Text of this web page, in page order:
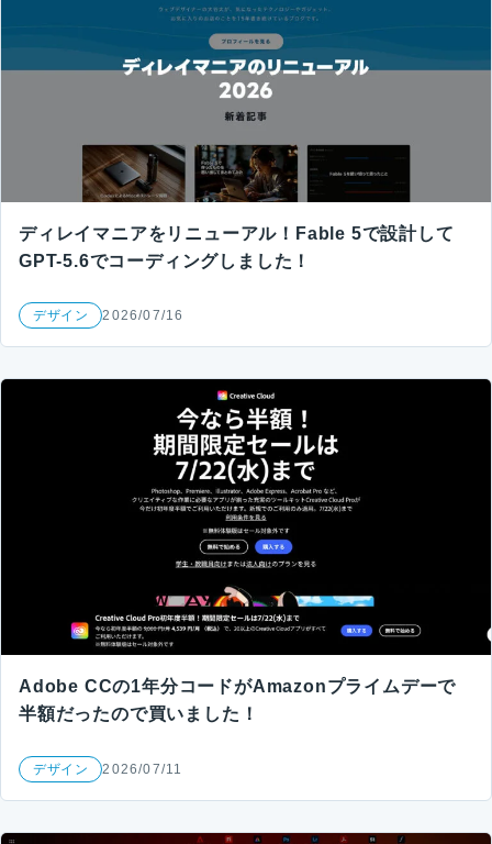
ディレイマニアをリニューアル！Fable 5で設計して
GPT-5.6でコーディングしました！
デザイン 2026/07/16
Adobe CCの1年分コードがAmazonプライムデーで
半額だったので買いました！
デザイン 2026/07/11